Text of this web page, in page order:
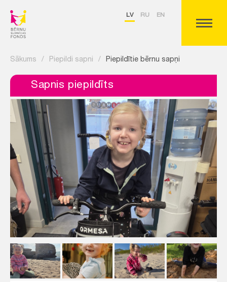
LV RU EN
Sākums / Piepildi sapni / Piepildītie bērnu sapņi
Sapnis piepildīts